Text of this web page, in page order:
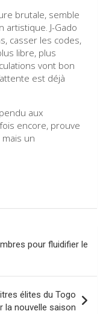
brutale, semble
artistique. J-Gado
casser les codes,
libre, plus
vont bon
est déjà
aux
encore, prouve
mais un
pour fluidifier le
élites du Togo
la nouvelle saison